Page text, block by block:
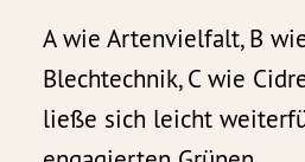
A wie Artenvielfalt, B
Blechtechnik, C wie
ließe sich leicht